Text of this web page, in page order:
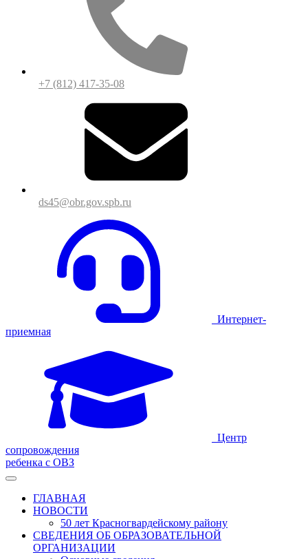
+7 (812) 417-35-08
ds45@obr.gov.spb.ru
Интернет-
приемная
Центр
сопровождения
ребенка с ОВЗ
ГЛАВНАЯ
НОВОСТИ
50 лет Красногвардейскому району
СВЕДЕНИЯ ОБ ОБРАЗОВАТЕЛЬНОЙ
ОРГАНИЗАЦИИ